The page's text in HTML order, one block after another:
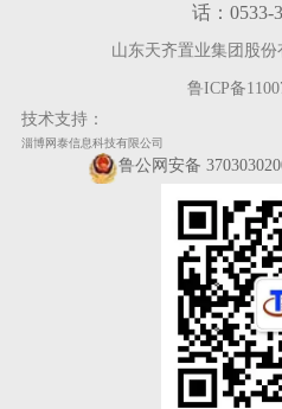
话：0533-
山东天齐置业集团股
鲁ICP备
技术支持：
淄博网泰信息科技有限公司
鲁公网安备